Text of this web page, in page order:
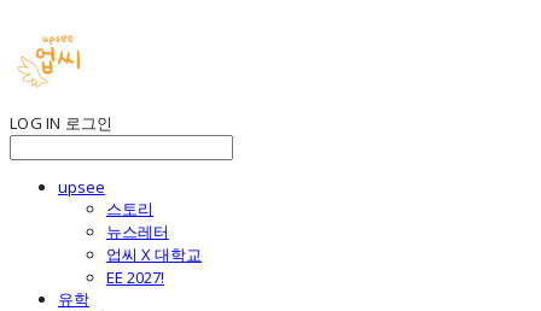
LOG IN 로그인
upsee
스토리
뉴스레터
업씨 X 대학교
EE 2027!
유학